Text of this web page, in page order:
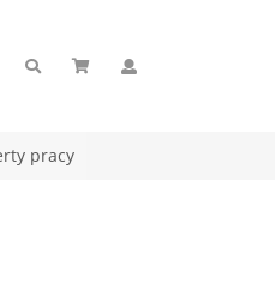
pracy